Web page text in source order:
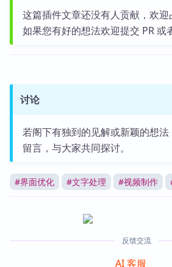
这篇插件文章还没有人贡献，欢迎
如果您有好的想法欢迎提交 PR 或
讨论
若阁下有独到的见解或新颖的想
留言，与大家共同探讨。
#界面优化 #文字处理 #视频制作
反馈交流
AI 客服